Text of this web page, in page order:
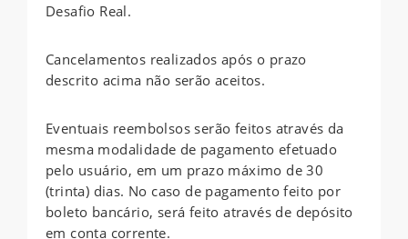
Desafio Real.
Cancelamentos realizados após o prazo
descrito acima não serão aceitos.
Eventuais reembolsos serão feitos através da
mesma modalidade de pagamento efetuado
pelo usuário, em um prazo máximo de 30
(trinta) dias. No caso de pagamento feito por
boleto bancário, será feito através de depósito
em conta corrente.